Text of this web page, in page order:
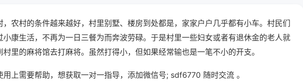
，农村的条件越来越好，村里别墅、楼房到处都是，家家户户几乎都有小车。村民们
小康生活，不再为一日三餐为而奔波劳碌。于是村里一些妇女或者有退休金的老人就
村里的麻将馆去打麻将。虽然打得小，但如果经常输也是一笔不小的开支。
用上需要帮助，想获取一对一指导，添加微信号; sdf6770 随时交流 。